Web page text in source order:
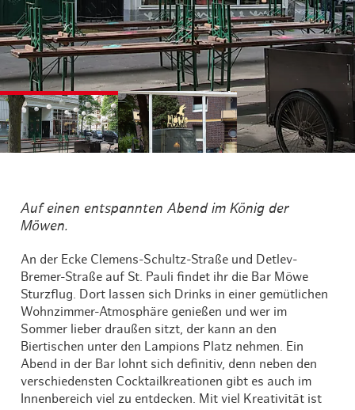
© ©
Auf einen entspannten Abend im König der
Möwen.
An der Ecke Clemens-Schultz-Straße und Detlev-
Bremer-Straße auf St. Pauli findet ihr die Bar Möwe
Sturzflug. Dort lassen sich Drinks in einer gemütlichen
Wohnzimmer-Atmosphäre genießen und wer im
Sommer lieber draußen sitzt, der kann an den
Biertischen unter den Lampions Platz nehmen. Ein
Abend in der Bar lohnt sich definitiv, denn neben den
verschiedensten Cocktailkreationen gibt es auch im
Innenbereich viel zu entdecken. Mit viel Kreativität ist